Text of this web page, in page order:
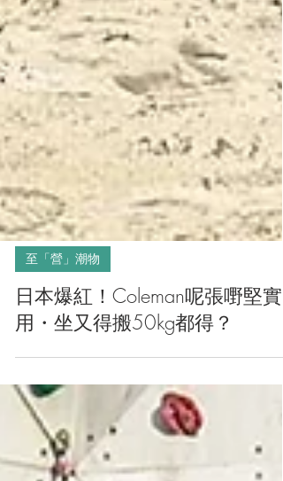
至「營」潮物
日本爆紅！Coleman呢張嘢堅實
用・坐又得搬50kg都得？